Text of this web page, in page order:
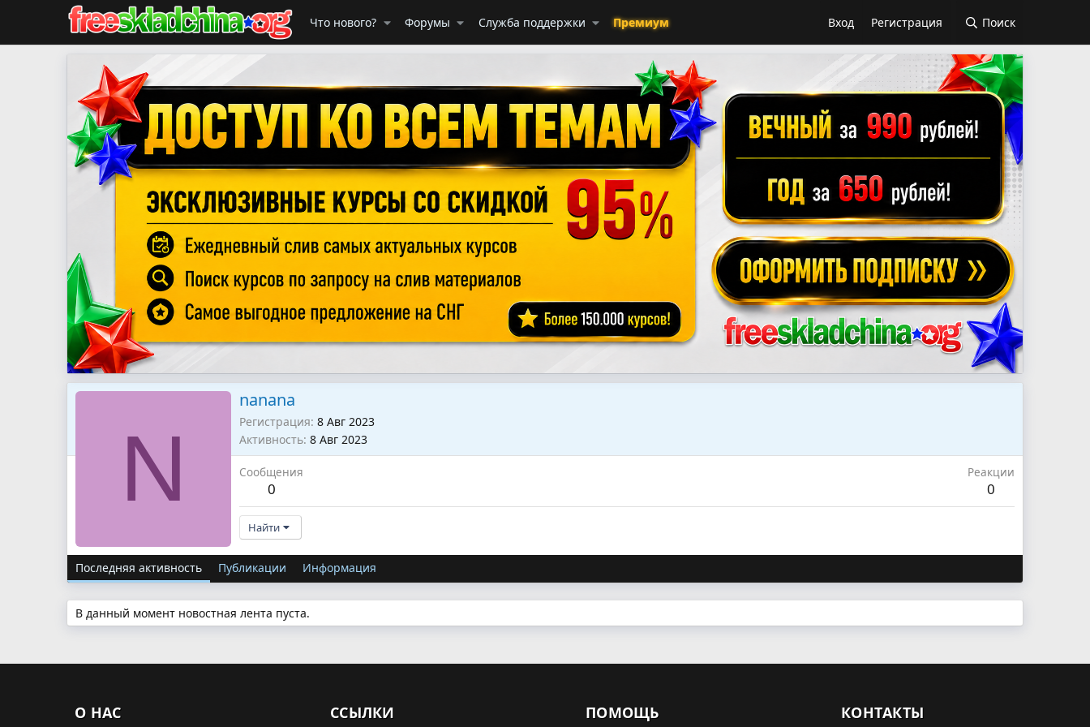
Что нового? Форумы Служба поддержки Премиум Вход Регистрация Поиск
N
nanana
Регистрация 8 Авг 2023
Активность 8 Авг 2023
Сообщения
0
Реакции
0
Найти
Последняя активность Публикации Информация
В данный момент новостная лента пуста.
О НАС ССЫЛКИ ПОМОЩЬ КОНТАКТЫ